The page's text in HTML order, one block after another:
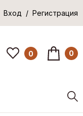
Вход / Регистрация
0 0